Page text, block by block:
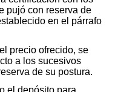
pujó con reserva de
en el párrafo
precio ofrecido, se
a los sucesivos
de su postura.
el depósito para